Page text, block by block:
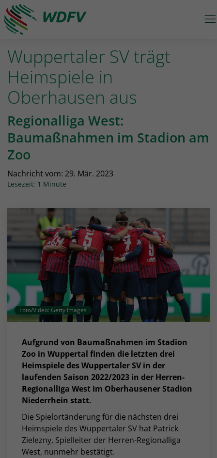
Logo: wdfv führt zur Starseite
Wuppertaler SV trägt
Heimspiele in
Oberhausen aus
Regionalliga West:
Baumaßnahmen im Stadion am
Zoo
Nachricht vom: 29. Mär. 2023
Lesezeit: 1 Minute
Foto/Video: Getty Images
Aufgrund von Baumaßnahmen im Stadion
Zoo in Wuppertal finden die letzten drei
Heimspiele des Wuppertaler SV in der
laufenden Saison 2022/2023 in der Herren-
Regionalliga West im Oberhausener Stadion
Niederrhein statt.
Die Spielortänderung für die nächsten drei
Heimspiele des Wuppertaler SV hat Patrick
Zielezny, Spielleiter der Herren-Regionalliga
West, nunmehr bestätigt.